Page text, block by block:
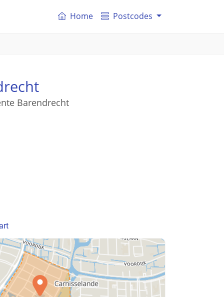
Home Postcodes
Barendrecht